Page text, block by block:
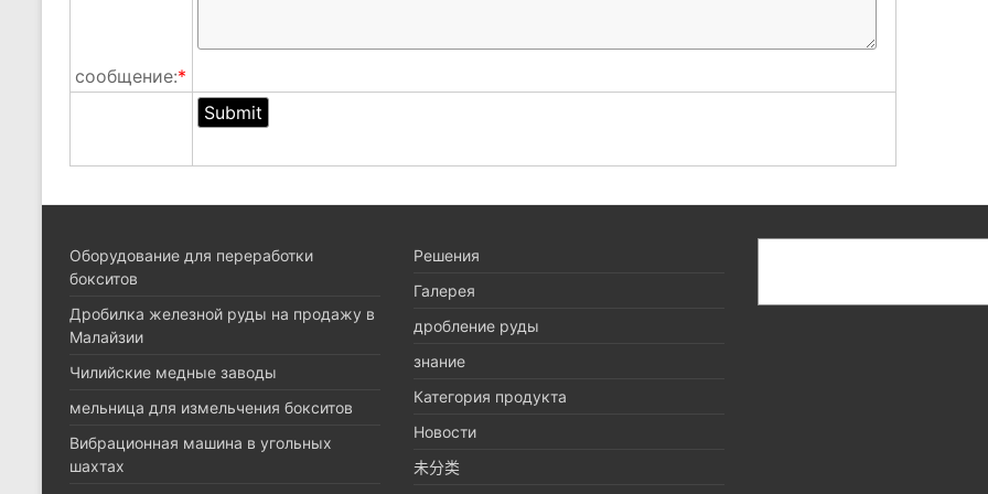
сообщение:*
Оборудование для переработки
бокситов
Дробилка железной руды на продажу в
Малайзии
Чилийские медные заводы
мельница для измельчения бокситов
Вибрационная машина в угольных
шахтах
Pешения
Галерея
дробление руды
знание
Категория продукта
Новости
未分类